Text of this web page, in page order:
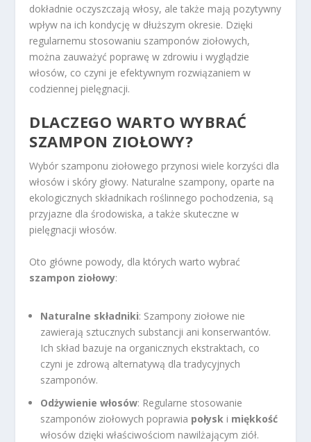
dokładnie oczyszczają włosy, ale także mają pozytywny
wpływ na ich kondycję w dłuższym okresie. Dzięki
regularnemu stosowaniu szamponów ziołowych,
można zauważyć poprawę w zdrowiu i wyglądzie
włosów, co czyni je efektywnym rozwiązaniem w
codziennej pielęgnacji.
DLACZEGO WARTO WYBRAĆ
SZAMPON ZIOŁOWY?
Wybór szamponu ziołowego przynosi wiele korzyści dla
włosów i skóry głowy. Naturalne szampony, oparte na
ekologicznych składnikach roślinnego pochodzenia, są
przyjazne dla środowiska, a także skuteczne w
pielęgnacji włosów.
Oto główne powody, dla których warto wybrać
szampon ziołowy:
Naturalne składniki: Szampony ziołowe nie
zawierają sztucznych substancji ani konserwantów.
Ich skład bazuje na organicznych ekstraktach, co
czyni je zdrową alternatywą dla tradycyjnych
szamponów.
Odżywienie włosów: Regularne stosowanie
szamponów ziołowych poprawia połysk i miękkość
włosów dzięki właściwościom nawilżającym ziół.